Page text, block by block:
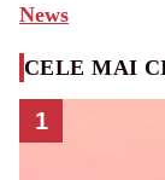
News
CELE MAI
1